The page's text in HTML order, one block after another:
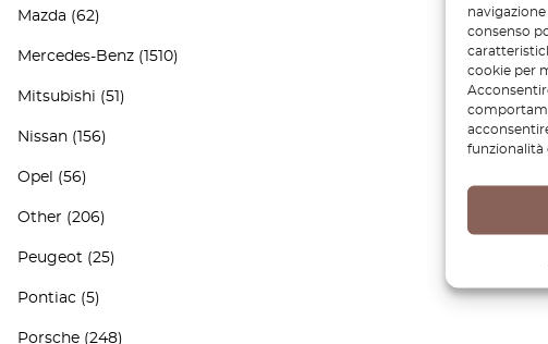
consenso
cookie per
funzionalità
Mazda (62)
Mercedes-Benz (1510)
Mitsubishi (51)
Nissan (156)
Opel (56)
Other (206)
Peugeot (25)
Pontiac (5)
Porsche (248)